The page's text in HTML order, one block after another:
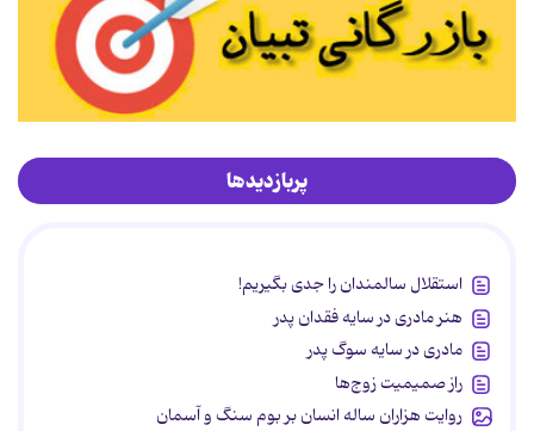
پربازدیدها
استقلال سالمندان را جدی بگیریم!
هنر مادری در سایه‌ فقدان پدر
مادری در سایه سوگ پدر
راز صمیمیت زوج‌ها
روایت هزاران ساله انسان بر بوم سنگ و آسمان